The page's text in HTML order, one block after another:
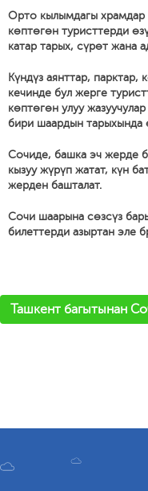
Орто кылымдагы
көптөгөн туристтерди
катар тарых, сүрөт жана
Күндүз аянттар,
кечинде бул жерге
көптөгөн улуу
бири шаардын тарыхында
Сочиде, башка эч жерде
кызуу жүрүп жатат, күн
жерден башталат.
Сочи шаарына сөзсүз
билеттерди азыртан эле
Ташкент багытынан